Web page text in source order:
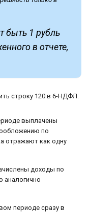
быть 1 рубль
в отчете,
строку 120 в 6-НДФЛ:
выплачены
по
отражают как одну
доходы по
аналогично
периоде сразу в